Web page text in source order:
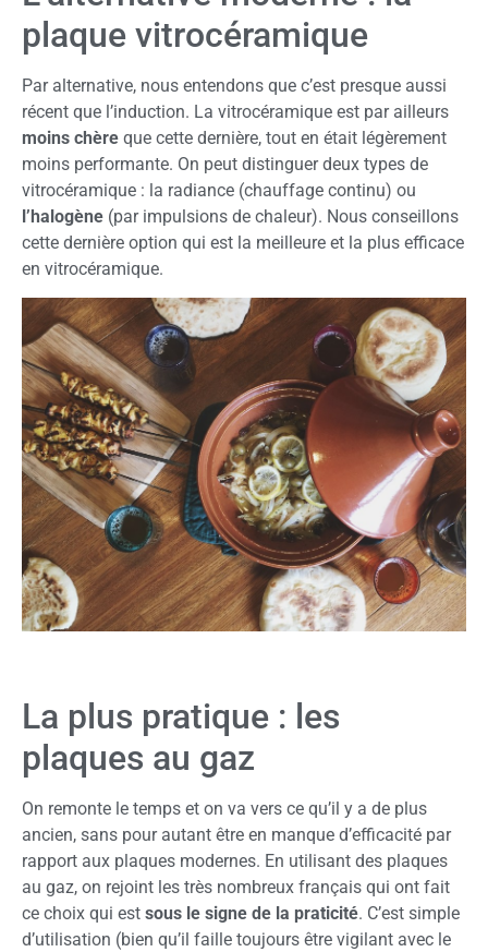
plaque vitrocéramique
Par alternative, nous entendons que c’est presque aussi
récent que l’induction. La vitrocéramique est par ailleurs
moins chère que cette dernière, tout en était légèrement
moins performante. On peut distinguer deux types de
vitrocéramique : la radiance (chauffage continu) ou
l’halogène (par impulsions de chaleur). Nous conseillons
cette dernière option qui est la meilleure et la plus efficace
en vitrocéramique.
La plus pratique : les
plaques au gaz
On remonte le temps et on va vers ce qu’il y a de plus
ancien, sans pour autant être en manque d’efficacité par
rapport aux plaques modernes. En utilisant des plaques
au gaz, on rejoint les très nombreux français qui ont fait
ce choix qui est sous le signe de la praticité. C’est simple
d’utilisation (bien qu’il faille toujours être vigilant avec le